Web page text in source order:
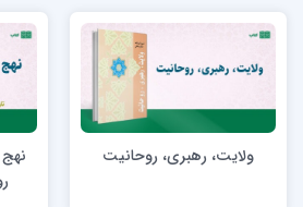
ولایت، رهبری، روحانیت
نهج